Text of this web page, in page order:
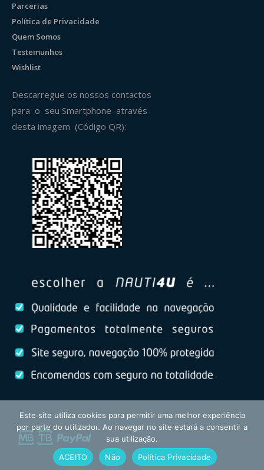
Parcerias
Política de Privacidade
Quem Somos
Testemunhos
Wishlist
Descarregue os nossos contactos
para o seu Smartphone através
desta imagem (Código QR):
Este site utiliza cookies para permitir uma melhor experiência
por parte do utilizador. Ao navegar no site estará a consentir a
sua utilização.
ACEITO
Não Política Privacidade